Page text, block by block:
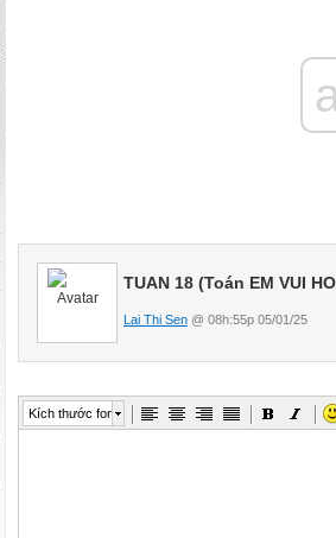
TUAN 18 (Toán EM VUI
Lai Thi Sen @ 08h:55p 05/01/25
Kích thước font